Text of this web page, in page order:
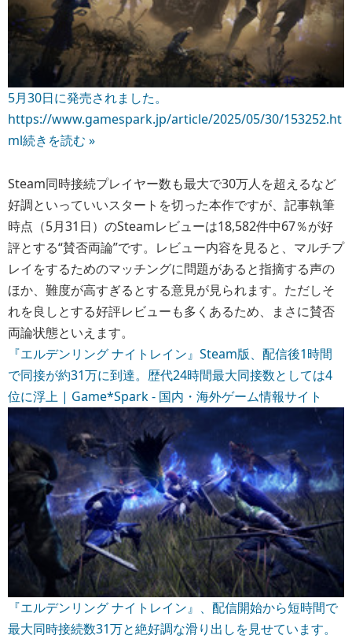
5月30日に発売されました。
https://www.gamespark.jp/article/2025/05/30/153252.ht
ml続きを読む »
Steam同時接続プレイヤー数も最大で30万人を超えるなど
好調といっていいスタートを切った本作ですが、記事執筆
時点（5月31日）のSteamレビューは18,582件中67％が好
評とする“賛否両論”です。レビュー内容を見ると、マルチプ
レイをするためのマッチングに問題があると指摘する声の
ほか、難度が高すぎるとする意見が見られます。ただしそ
れを良しとする好評レビューも多くあるため、まさに賛否
両論状態といえます。
『エルデンリング ナイトレイン』Steam版、配信後1時間
で同接が約31万に到達。歴代24時間最大同接数としては4
位に浮上 | Game*Spark - 国内・海外ゲーム情報サイト
『エルデンリング ナイトレイン』、配信開始から短時間で
最大同時接続数31万と絶好調な滑り出しを見せています。